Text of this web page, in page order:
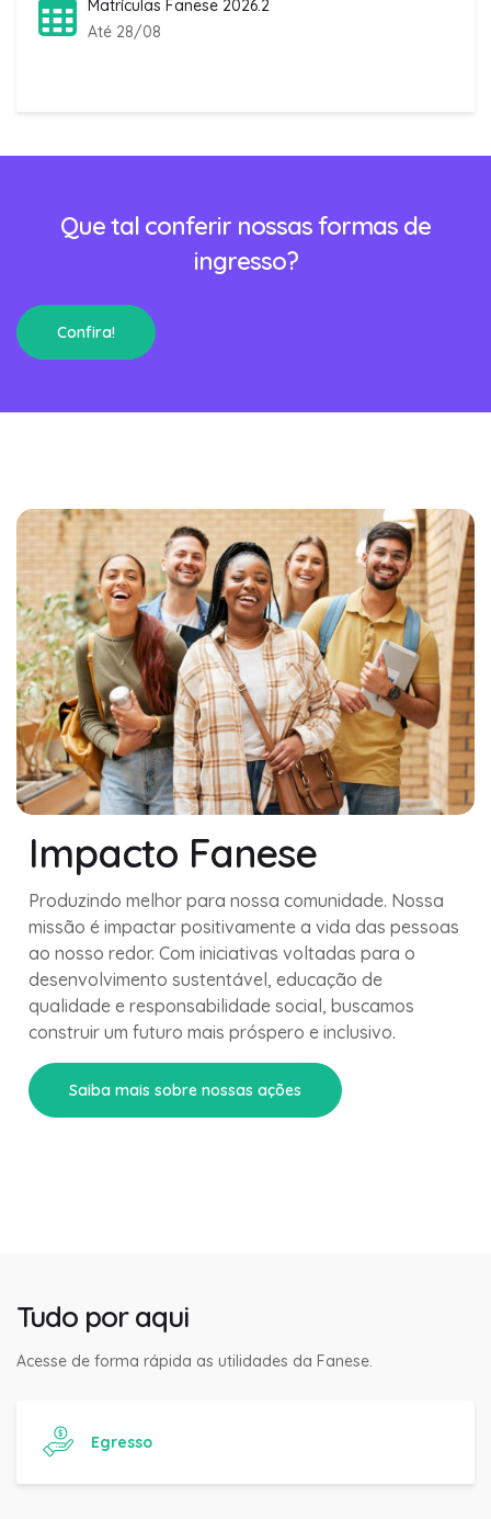
Matrículas Fanese 2026.2
Até 28/08
Que tal conferir nossas formas de
ingresso?
Confira!
Impacto Fanese
Produzindo melhor para nossa comunidade. Nossa
missão é impactar positivamente a vida das pessoas
ao nosso redor. Com iniciativas voltadas para o
desenvolvimento sustentável, educação de
qualidade e responsabilidade social, buscamos
construir um futuro mais próspero e inclusivo.
Saiba mais sobre nossas ações
Tudo por aqui
Acesse de forma rápida as utilidades da Fanese.
Egresso